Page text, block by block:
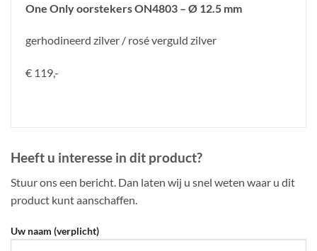
One Only oorstekers ON4803 – Ø 12.5 mm
gerhodineerd zilver / rosé verguld zilver
€ 119,-
Heeft u interesse in dit product?
Stuur ons een bericht. Dan laten wij u snel weten waar u dit
product kunt aanschaffen.
Uw naam (verplicht)